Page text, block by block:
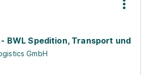
BWL Spedition, Transport und
GmbH